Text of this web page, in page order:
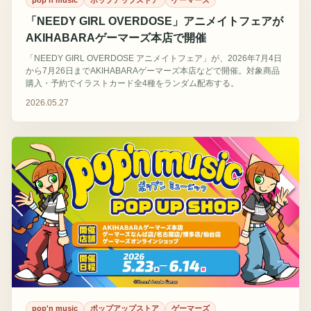
「NEEDY GIRL OVERDOSE」アニメイトフェアが
AKIHABARAゲーマーズ本店で開催
「NEEDY GIRL OVERDOSE アニメイトフェア」が、2026年7月4日
から7月26日までAKIHABARAゲーマーズ本店などで開催。対象商品
購入・予約でイラストカード全4種をランダム配布する。
2026.05.27
pop'n music ポップアップストア ゲーマーズ